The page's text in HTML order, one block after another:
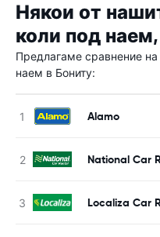
Някои от
коли под
Предлагаме сравнение
наем в Бониту:
Alamo
National Car
Localiza Car